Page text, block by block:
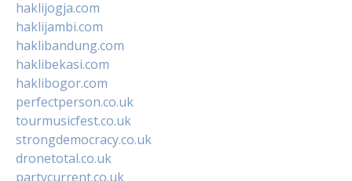
haklijogja.com
haklijambi.com
haklibandung.com
haklibekasi.com
haklibogor.com
perfectperson.co.uk
tourmusicfest.co.uk
strongdemocracy.co.uk
dronetotal.co.uk
partycurrent.co.uk